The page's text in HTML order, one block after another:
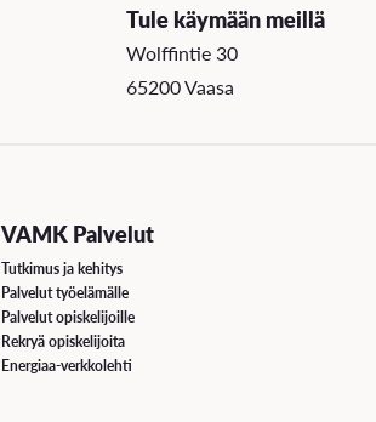
Tule käymään meillä
Wolffintie 30
65200 Vaasa
VAMK Palvelut
Tutkimus ja kehitys
Palvelut työelämälle
Palvelut opiskelijoille
Rekryä opiskelijoita
Energiaa-verkkolehti